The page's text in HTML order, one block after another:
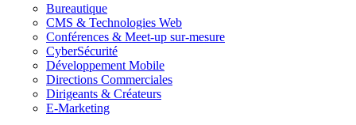
Bureautique
CMS & Technologies Web
Conférences & Meet-up sur-mesure
CyberSécurité
Développement Mobile
Directions Commerciales
Dirigeants & Créateurs
E-Marketing